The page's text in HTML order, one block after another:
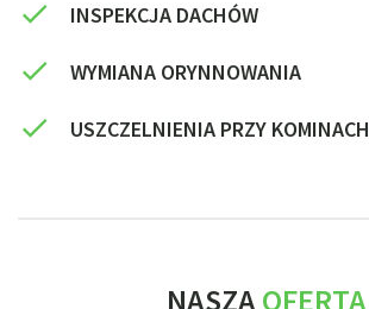
INSPEKCJA DACHÓW
WYMIANA ORYNNOWANIA
USZCZELNIENIA PRZY KOMINACH
NASZAOFERTA